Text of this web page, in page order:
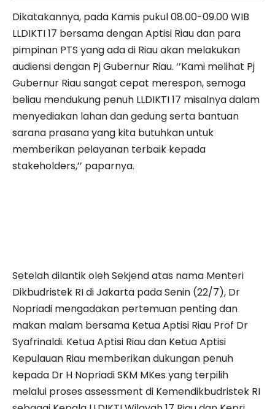
Dikatakannya, pada Kamis pukul 08.00-09.00 WIB
LLDIKTI 17 bersama dengan Aptisi Riau dan para
pimpinan PTS yang ada di Riau akan melakukan
audiensi dengan Pj Gubernur Riau. ‘’Kami melihat Pj
Gubernur Riau sangat cepat merespon, semoga
beliau mendukung penuh LLDIKTI 17 misalnya dalam
menyediakan lahan dan gedung serta bantuan
sarana prasana yang kita butuhkan untuk
memberikan pelayanan terbaik kepada
stakeholders,’’ paparnya.
Setelah dilantik oleh Sekjend atas nama Menteri
Dikbudristek RI di Jakarta pada Senin (22/7), Dr
Nopriadi mengadakan pertemuan penting dan
makan malam bersama Ketua Aptisi Riau Prof Dr
Syafrinaldi. Ketua Aptisi Riau dan Ketua Aptisi
Kepulauan Riau memberikan dukungan penuh
kepada Dr H Nopriadi SKM MKes yang terpilih
melalui proses assessment di Kemendikbudristek RI